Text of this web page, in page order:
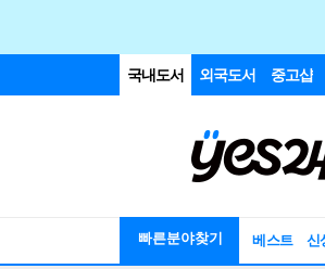
국내도서 외국도서 중고샵
빠른분야찾기 베스트 신